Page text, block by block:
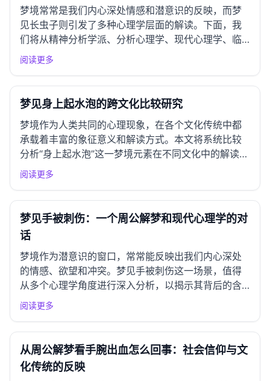
梦境常常是我们内心深处情感和潜意识的反映，而梦
见长虫子则引发了多种心理学层面的解读。下面，我
们将从精神分析学派、分析心理学、现代心理学、临
床心理学以及跨文化心理学等多个视角进行全面解
弗洛伊德的理论，梦境是潜意识欲望和压抑的体现。
梦见长虫子可能暗示着某...
阅读更多
梦见身上起水泡的跨文化比较研究
梦境作为人类共同的心理现象，在各个文化传统中都
承载着丰富的象征意义和解读方式。本文将系统比较
分析“身上起水泡”这一梦境元素在不同文化中的解读，
探讨其象征意义与文化背景。 一、东亚文化圈解读 中
泡通常被视为身体健康或心理状态的隐喻。水泡象征
着不安与烦恼，...
阅读更多
梦见手被刺伤：一个周公解梦和现代心理学的对
话
梦境作为潜意识的窗口，常常能反映出我们内心深处
的情感、欲望和冲突。梦见手被刺伤这一场景，值得
从多个心理学角度进行深入分析，以揭示其背后的含
义和可能的心理状态。 一、精神分析学派视角 弗洛伊
的表达。梦见手被刺伤，可能象征着对某种能力或力
量的感到被削弱或威...
阅读更多
从周公解梦看手腕出血怎么回事：社会信仰与文
化传统的反映